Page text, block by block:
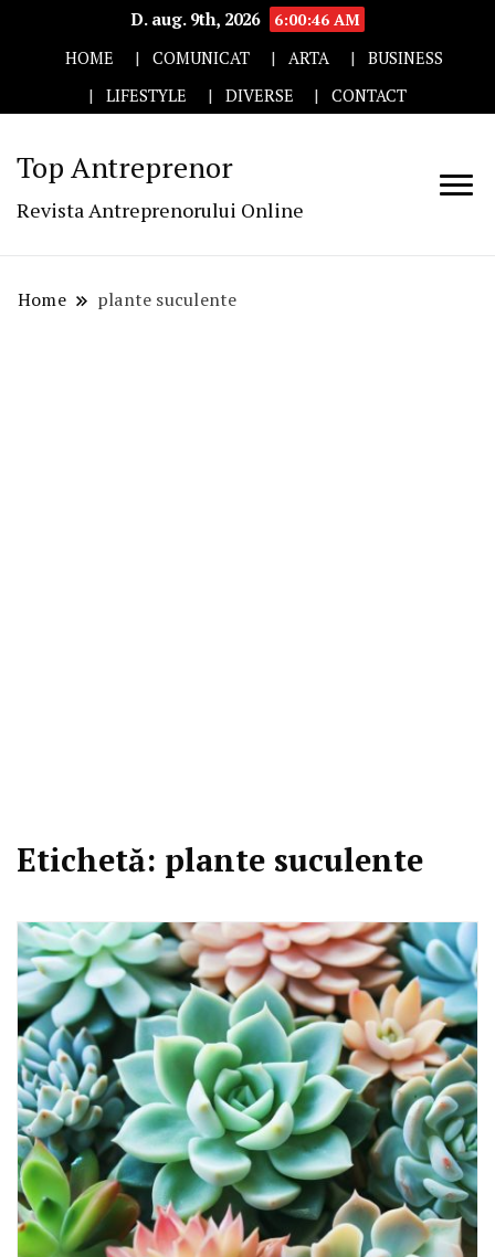
D. aug. 9th, 2026
6:00:46 AM
HOME
COMUNICAT ARTA
BUSINESS
LIFESTYLE
DIVERSE CONTACT
Top Antreprenor
Revista Antreprenorului Online
Home plante suculente
Etichetă: plante suculente